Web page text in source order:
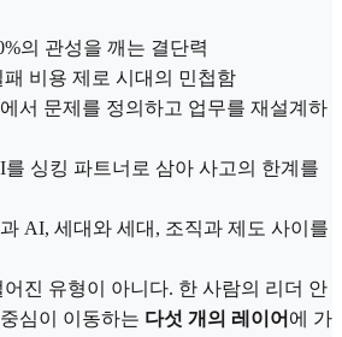
의 관성을 깨는 결단력
비용 제로 시대의 민첩함
서 문제를 정의하고 업무를 재설계하
싱킹 파트너로 삼아 사고의 한계를
AI, 세대와 세대, 조직과 제도 사이를
진 유형이 아니다. 한 사람의 리더 안
심이 이동하는 다섯 개의 레이어 에 가